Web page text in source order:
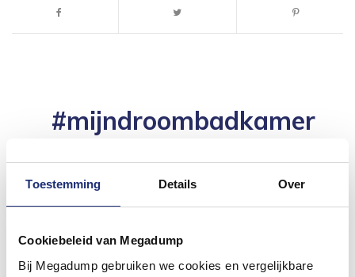
Toestemming Details Over
Cookiebeleid van Megadump
Bij Megadump gebruiken we cookies en vergelijkbare
#mijndroombadkamer
badkamer op Instagram met #mijndroombadkamer
inspirerende omgeving vol met unieke